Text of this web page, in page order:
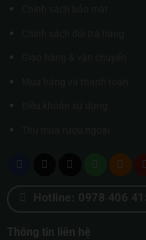
Hotline: 0978 406
Thông tin liên hệ